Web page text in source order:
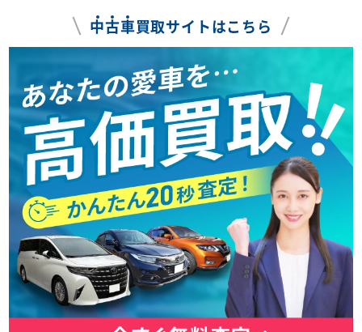
中古車買取サイトはこちら